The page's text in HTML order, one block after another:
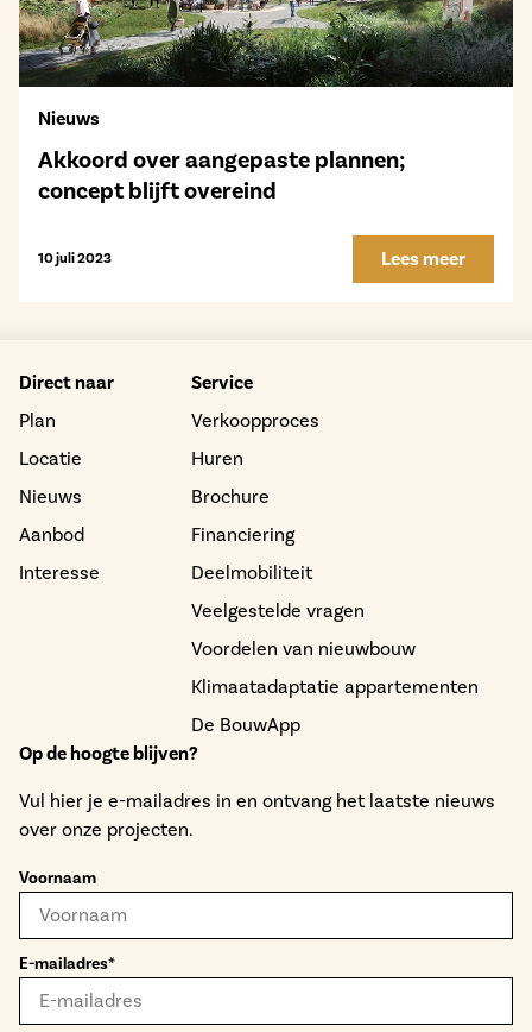
Nieuws
Akkoord over aangepaste plannen;
concept blijft overeind
10 juli 2023 Lees meer
Direct naar
Plan
Locatie
Nieuws
Aanbod
Interesse
Service
Verkoopproces
Huren
Brochure
Financiering
Deelmobiliteit
Veelgestelde vragen
Voordelen van nieuwbouw
Klimaatadaptatie appartementen
De BouwApp
Op de hoogte blijven?
Vul hier je e-mailadres in en ontvang het laatste nieuws
over onze projecten.
Voornaam
E-mailadres*